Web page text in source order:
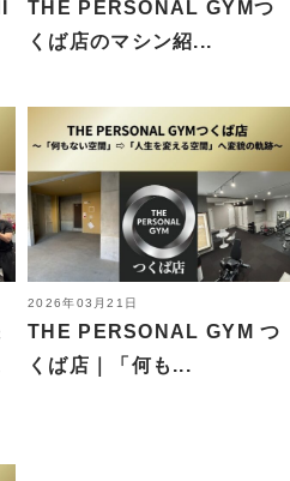
THE PERSONAL GYMつ
くば店のマシン紹...
2026年03月21日
THE PERSONAL GYM つ
くば店｜「何も...